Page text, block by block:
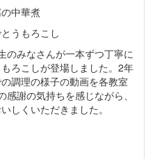
中華煮
うもろこし
みなさんが一本ずつ丁寧に
ろこしが登場しました。2年
調理の様子の動画を各教室
謝の気持ちを感じながら、
しくいただきました。